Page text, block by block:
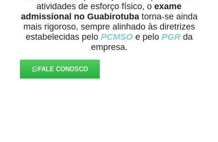
atividades de esforço físico, o exame
admissional no Guabirotubatorna-se ainda
mais rigoroso, sempre alinhado às diretrizes
estabelecidas pelo PCMSO e pelo PGR da
empresa.
FALE CONOSCO